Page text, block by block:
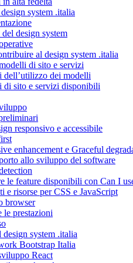
system .italia
design system
al design system .italia
di sito e servizi
dell’utilizzo dei modelli
di sito e servizi disponibili
responsivo e accessibile
enhancement e Graceful
allo sviluppo del software
le feature disponibili con Can I
e risorse per CSS e JavaScript
browser
le prestazioni
system .italia
Bootstrap Italia
React